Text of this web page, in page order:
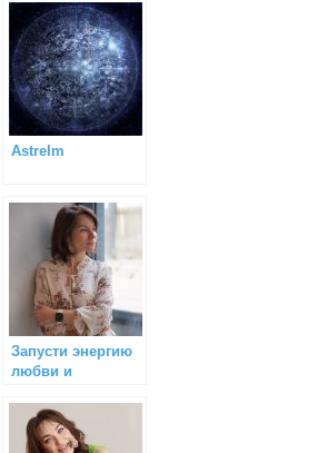
Astrelm
Запусти энергию
любви и